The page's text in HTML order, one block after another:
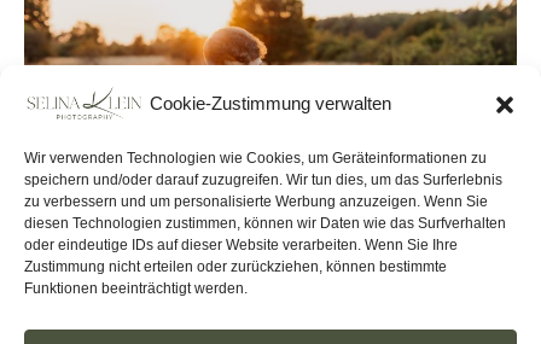
Cookie-Zustimmung verwalten
Wir verwenden Technologien wie Cookies, um Geräteinformationen zu
speichern und/oder darauf zuzugreifen. Wir tun dies, um das Surferlebnis
zu verbessern und um personalisierte Werbung anzuzeigen. Wenn Sie
diesen Technologien zustimmen, können wir Daten wie das Surfverhalten
oder eindeutige IDs auf dieser Website verarbeiten. Wenn Sie Ihre
Zustimmung nicht erteilen oder zurückziehen, können bestimmte
Funktionen beeinträchtigt werden.